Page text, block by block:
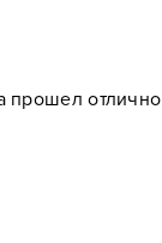
прошел отлично